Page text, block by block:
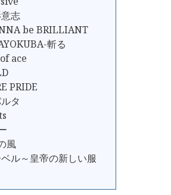
志
be BRILLIANT
斬る
ace
PRIDE
タ
風
ル～皇帝の新しい服